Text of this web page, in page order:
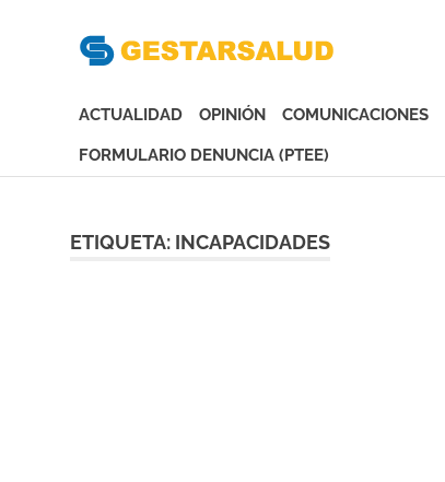
contenido
de
Gestoras
del
la
ACTUALIDAD OPINIÓN COMUNICACIONES
FORMULARIO DENUNCIA (PTEE)
ETIQUETA: INCAPACIDADES